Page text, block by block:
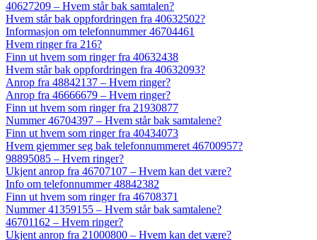
40627209 – Hvem står bak samtalen?
Hvem står bak oppfordringen fra 40632502?
Informasjon om telefonnummer 46704461
Hvem ringer fra 216?
Finn ut hvem som ringer fra 40632438
Hvem står bak oppfordringen fra 40632093?
Anrop fra 48842137 – Hvem ringer?
Anrop fra 46666679 – Hvem ringer?
Finn ut hvem som ringer fra 21930877
Nummer 46704397 – Hvem står bak samtalene?
Finn ut hvem som ringer fra 40434073
Hvem gjemmer seg bak telefonnummeret 46700957?
98895085 – Hvem ringer?
Ukjent anrop fra 46707107 – Hvem kan det være?
Info om telefonnummer 48842382
Finn ut hvem som ringer fra 46708371
Nummer 41359155 – Hvem står bak samtalene?
46701162 – Hvem ringer?
Ukjent anrop fra 21000800 – Hvem kan det være?